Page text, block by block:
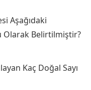
Aşağıdaki
Olarak Belirtilmiştir?
Kaç Doğal Sayı